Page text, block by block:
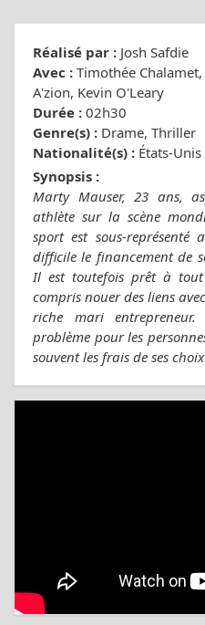
Réalisé par : Josh Safdie
Avec : Timothée
A'zion, Kevin O'Leary
Durée : 02h30
Genre(s) : Drame, Thriller
Nationalité(s) : États-Unis
Synopsis :
Marty Mauser, 23 ans,
athlète sur la scène
sport est sous-représenté
difficile le financement de
Il est toutefois prêt à
compris nouer des liens
riche mari
problème pour les
souvent les frais de ses